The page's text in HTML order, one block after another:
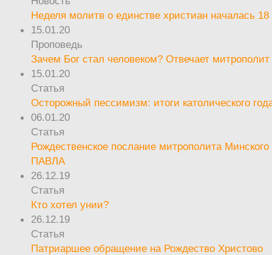
Неделя молитв о единстве христиан началась 18
15.01.20
Проповедь
Зачем Бог стал человеком? Отвечает
15.01.20
Статья
Осторожный пессимизм: итоги католического
06.01.20
Статья
Рождественское послание митрополита Минского
ПАВЛА
26.12.19
Статья
Кто хотел унии?
26.12.19
Статья
Патриаршее обращение на Рождество Христово